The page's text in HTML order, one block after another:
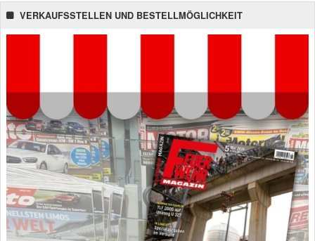
VERKAUFSSTELLEN UND BESTELLMÖGLICHKEIT